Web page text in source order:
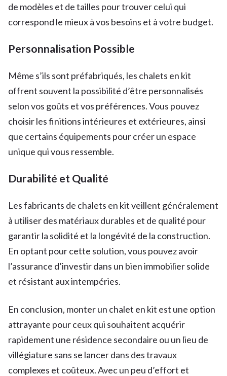
de modèles et de tailles pour trouver celui qui
correspond le mieux à vos besoins et à votre budget.
Personnalisation Possible
Même s’ils sont préfabriqués, les chalets en kit
offrent souvent la possibilité d’être personnalisés
selon vos goûts et vos préférences. Vous pouvez
choisir les finitions intérieures et extérieures, ainsi
que certains équipements pour créer un espace
unique qui vous ressemble.
Durabilité et Qualité
Les fabricants de chalets en kit veillent généralement
à utiliser des matériaux durables et de qualité pour
garantir la solidité et la longévité de la construction.
En optant pour cette solution, vous pouvez avoir
l’assurance d’investir dans un bien immobilier solide
et résistant aux intempéries.
En conclusion, monter un chalet en kit est une option
attrayante pour ceux qui souhaitent acquérir
rapidement une résidence secondaire ou un lieu de
villégiature sans se lancer dans des travaux
complexes et coûteux. Avec un peu d’effort et